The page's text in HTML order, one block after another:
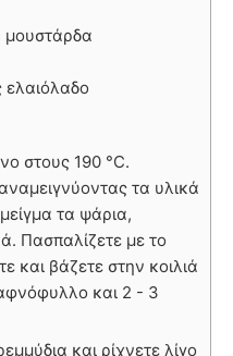
μουστάρδα
ελαιόλαδο
στους 190 °C.
τα υλικά
τα ψάρια,
Πασπαλίζετε με το
και βάζετε στην κοιλιά
και 2 - 3
και ρίχνετε λίγο